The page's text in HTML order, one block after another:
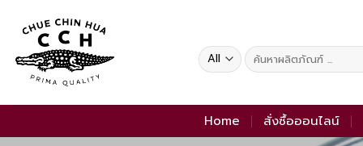
content
ค้นหา:
Home สั่งซื้อออนไลน์